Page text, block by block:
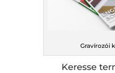
Gravírozói
Keresse